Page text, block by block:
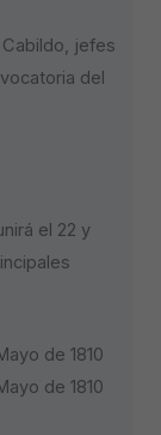
jefes
del
el 22 y
de 1810
de 1810